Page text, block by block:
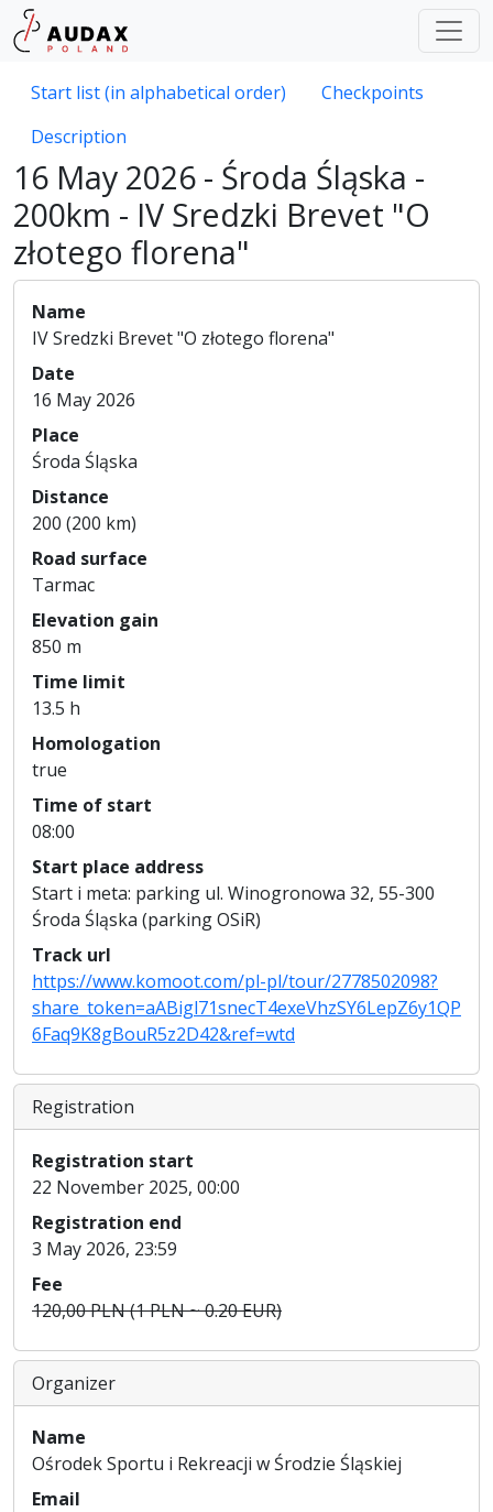
Start list (in alphabetical order)
Checkpoints
Description
16 May 2026 - Środa Śląska -
200km - IV Sredzki Brevet "O
złotego florena"
Name
IV Sredzki Brevet "O złotego florena"
Date
16 May 2026
Place
Środa Śląska
Distance
200 (200 km)
Road surface
Tarmac
Elevation gain
850 m
Time limit
13.5 h
Homologation
true
Time of start
08:00
Start place address
Start i meta: parking ul. Winogronowa 32, 55-300
Środa Śląska (parking OSiR)
Track url
https://www.komoot.com/pl-pl/tour/2778502098?
share_token=aABigl71snecT4exeVhzSY6LepZ6y1QP
6Faq9K8gBouR5z2D42&ref=wtd
Registration
Registration start
22 November 2025, 00:00
Registration end
3 May 2026, 23:59
Fee
120,00 PLN (1 PLN ~ 0.20 EUR)
Organizer
Name
Ośrodek Sportu i Rekreacji w Środzie Śląskiej
Email